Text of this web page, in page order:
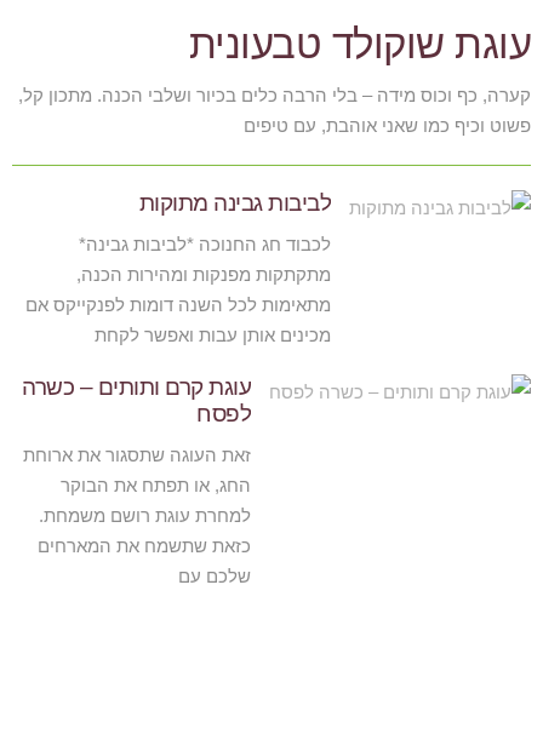
עוגת שוקולד טבעונית
קערה, כף וכוס מידה – בלי הרבה כלים בכיור ושלבי הכנה. מתכון קל,
פשוט וכיף כמו שאני אוהבת, עם טיפים
לביבות גבינה מתוקות
לכבוד חג החנוכה *לביבות גבינה*
מתקתקות מפנקות ומהירות הכנה,
מתאימות לכל השנה דומות לפנקייקס אם
מכינים אותן עבות ואפשר לקחת
עוגת קרם ותותים – כשרה
לפסח
זאת העוגה שתסגור את ארוחת
החג, או תפתח את הבוקר
למחרת עוגת רושם משמחת.
כזאת שתשמח את המארחים
שלכם עם